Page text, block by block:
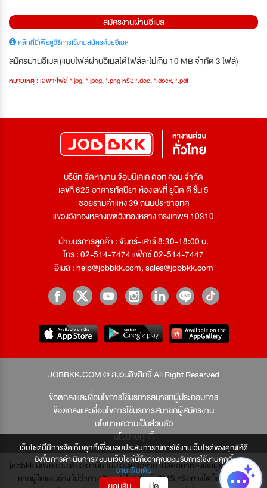
เว็บไซต์นี้มีการจัดเก็บคุกกี้เพื่อมอบประสบการณ์การใช้งานเว็บไซต์ของคุณให้ดี
ยิ่งขึ้นการดำเนินการต่อบนเว็บไซต์นี้ถือว่าคุณยอมรับการใช้งานคุกกี้
อ่านเพิ่มเติม
สมัครงานผ่านอีเมล
คลิกที่นี่เพื่อดูวิธีการใช้งานสมัครด้วยอีเมล
สมัครผ่านอีเมล (แนบไฟล์ผ่านอีเมลได้ไฟล์ละไม่เกิน 10 MB จำกัด 3 ไฟล์)
หมายเหตุ : เฉพาะไฟล์ *.jpg, *.jpeg, *.png หรือ *.doc, *.docx, *.pdf
บริษัท จัดหางาน จ๊อบบีเคเค ดอท คอม จำกัด
เลขที่ 625 อาคารทัศนียา ห้องเลขที่ ยูนิต ดี ชั้น 5
ซอยรามคำแหง 39 ถนนประชาอุทิศ
แขวงวังทองหลางเขตวังทองหลาง กรุงเทพฯ 10310
ฝ่ายบริการลูกค้า : จันทร์-เสาร์ 8:30-18:00 น.
โทร : 02-514-7474 แฟ็กซ์ 02-514-7447
อีเมล :help@jobbkk.com,sales@jobbkk.com
JOBBKK.COM © สงวนลิขสิทธิ์ All Right Reserved
ข้อตกลงและเงื่อนไขการใช้บริการสมาชิกผู้ประกอบการ
ข้อตกลงและเงื่อนไขการใช้บริการสมาชิกผู้สมัครงาน
นโยบายความเป็นส่วนตัว
นโยบายคุกกี้
jobbkk มีเพียงเว็บเดียวเท่านั้น ไม่มีเว็บเครือข่าย โปรดอย่าหลงเชื่อผู้แอบอ้าง และ
หากผู้ใดแอบอ้าง ไม่ว่าทาง Email, โทรศัพท์, SMS หรือทางใดก็ตาม จะถูก